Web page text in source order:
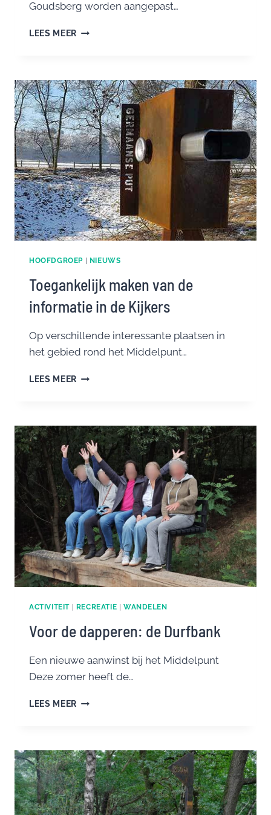
Goudsberg worden aangepast…
LEES MEER WANDELNETWERK
HOOFDGROEP| NIEUWS
Toegankelijk maken van de
informatie in de Kijkers
Op verschillende interessante plaatsen in
het gebied rond het Middelpunt…
LEES MEER TOEGANKELIJK
INFORMATIE
IN
DE
KIJKERS
ACTIVITEIT| RECREATIE WANDELEN
Voor de dapperen: de Durfbank
Een nieuwe aanwinst bij het Middelpunt
Deze zomer heeft de…
LEES MEER VOOR
DURFBANK